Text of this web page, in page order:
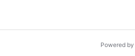
Powered by